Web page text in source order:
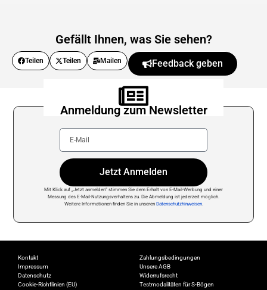
Gefällt Ihnen, was Sie sehen?
Teilen Teilen Mailen Feedback geben
Anmeldung zum Newsletter
Jetzt Anmelden
Mit Klick auf „Jetzt anmelden“ stimmen Sie dem Erhalt von E-Mail-Werbung und einer
Messung des E-Mail-Nutzungsverhaltens zu. Die Abmeldung ist jederzeit möglich.
Weitere Informationen finden Sie in unseren Datenschutzhinweisen.
Kontakt
Impressum
Datenschutz
Cookie-Richtlinien (EU)
Zahlungsbedingungen
Unsere AGB
Widerrufsrecht
Testmodalitäten für S-Bögen